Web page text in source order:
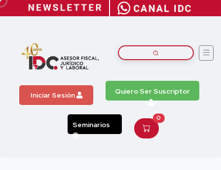
Iniciar Sesión Quiero Ser Suscriptor
Seminarios
0